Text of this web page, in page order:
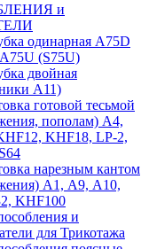
и
одинарная А75D
(S75U)
двойная
А11)
готовой тесьмой
пополам) А4,
KHF18, LP-2,
нарезным кантом
А1, А9, А10,
KHF100
и
для Трикотажа